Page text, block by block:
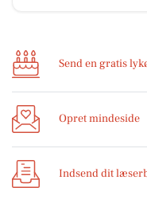
Send en gratis
Opret mindeside
Indsend dit